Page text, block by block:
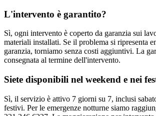
L'intervento è garantito?
Sì, ogni intervento è coperto da garanzia sui
materiali installati. Se il problema si ripresenta
garanzia, torniamo senza costi aggiuntivi. La
consegnata al termine dell'intervento.
Siete disponibili nel weekend e nei
Sì, il servizio è attivo 7 giorni su 7, inclusi
festivi. Per le emergenze notturne siamo